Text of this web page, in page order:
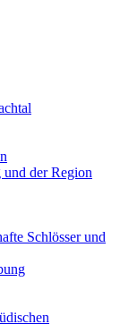
der Region
Schlösser und